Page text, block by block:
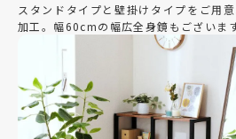
スタンドタイプと壁掛けタイプをご用
加工。幅60cmの幅広全身鏡もございます